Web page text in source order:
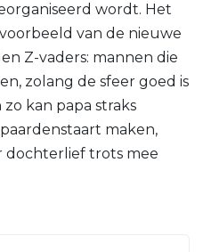
wordt. Het
van de nieuwe
Z-vaders: mannen die
zolang de sfeer goed is
kan papa straks
maken,
dochterlief trots mee